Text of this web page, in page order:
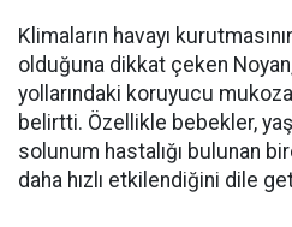
Klimaların havayı
olduğuna dikkat çeken
yollarındaki koruyucu mukoza
belirtti. Özellikle bebekler,
solunum hastalığı bulunan
daha hızlı etkilendiğini dile